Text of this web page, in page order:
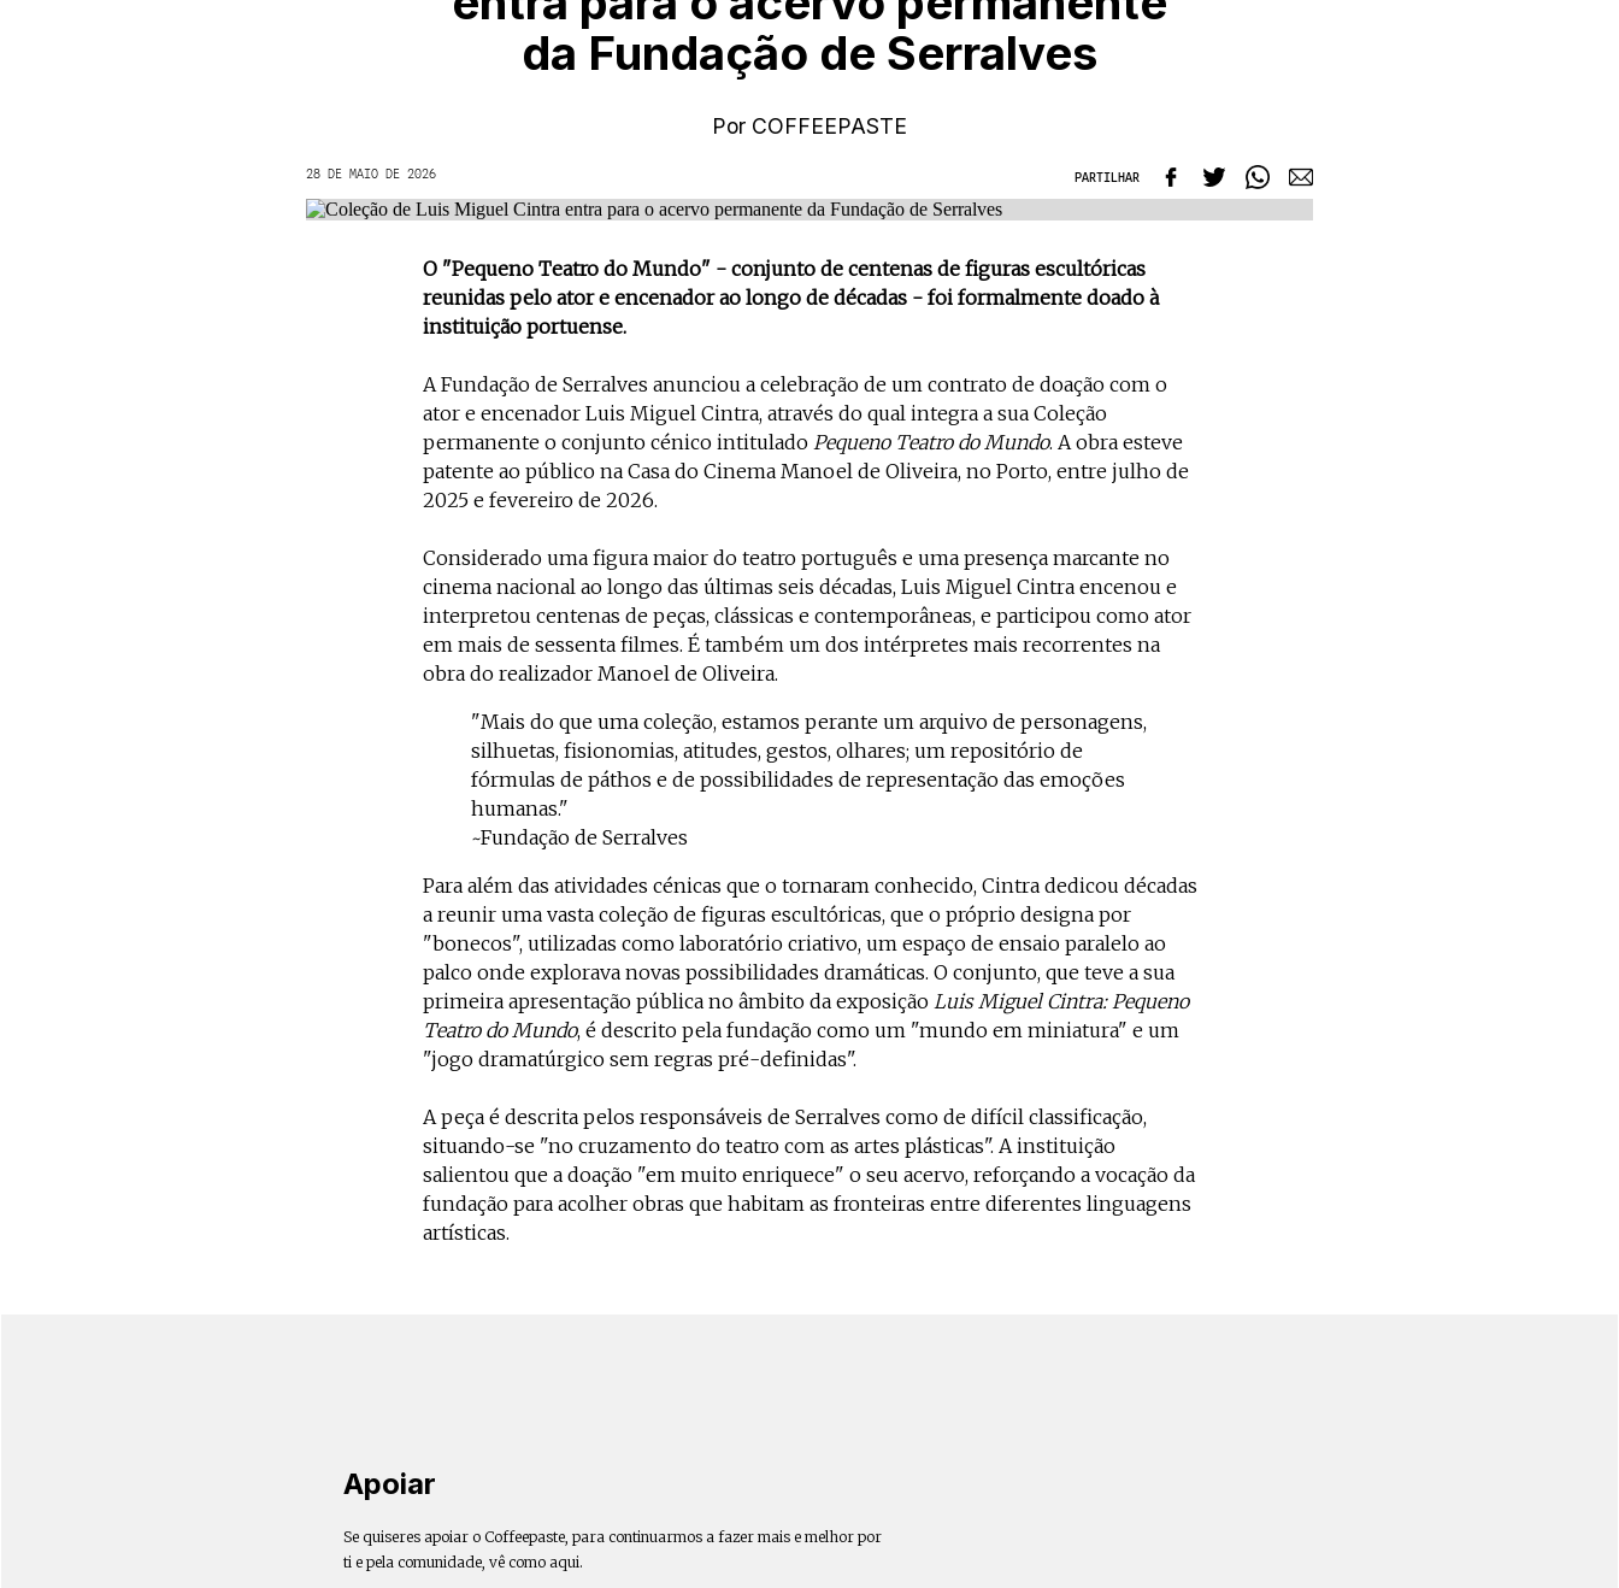
da Fundação de Serralves
Por COFFEEPASTE
28 DE MAIO DE 2026 PARTILHAR
O "Pequeno Teatro do Mundo" - conjunto de centenas de figuras escultóricas
reunidas pelo ator e encenador ao longo de décadas - foi formalmente doado à
instituição portuense.
A Fundação de Serralves anunciou a celebração de um contrato de doação com o
ator e encenador Luis Miguel Cintra, através do qual integra a sua Coleção
permanente o conjunto cénico intitulado Pequeno Teatro do Mundo. A obra esteve
patente ao público na Casa do Cinema Manoel de Oliveira, no Porto, entre julho de
2025 e fevereiro de 2026.
Considerado uma figura maior do teatro português e uma presença marcante no
cinema nacional ao longo das últimas seis décadas, Luis Miguel Cintra encenou e
interpretou centenas de peças, clássicas e contemporâneas, e participou como ator
em mais de sessenta filmes. É também um dos intérpretes mais recorrentes na
obra do realizador Manoel de Oliveira.
"Mais do que uma coleção, estamos perante um arquivo de personagens,
silhuetas, fisionomias, atitudes, gestos, olhares; um repositório de
fórmulas de páthos e de possibilidades de representação das emoções
humanas."
~Fundação de Serralves
Para além das atividades cénicas que o tornaram conhecido, Cintra dedicou décadas
a reunir uma vasta coleção de figuras escultóricas, que o próprio designa por
"bonecos", utilizadas como laboratório criativo, um espaço de ensaio paralelo ao
palco onde explorava novas possibilidades dramáticas. O conjunto, que teve a sua
primeira apresentação pública no âmbito da exposição Luis Miguel Cintra: Pequeno
Teatro do Mundo, é descrito pela fundação como um "mundo em miniatura" e um
"jogo dramatúrgico sem regras pré-definidas".
A peça é descrita pelos responsáveis de Serralves como de difícil classificação,
situando-se "no cruzamento do teatro com as artes plásticas". A instituição
salientou que a doação "em muito enriquece" o seu acervo, reforçando a vocação da
fundação para acolher obras que habitam as fronteiras entre diferentes linguagens
artísticas.
Apoiar
Se quiseres apoiar o Coffeepaste, para continuarmos a fazer mais e melhor por
ti e pela comunidade, vê como aqui.